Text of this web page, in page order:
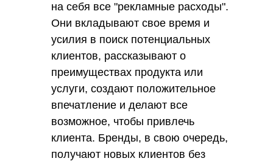
на себя все "рекламные расходы".
Они вкладывают свое время и
усилия в поиск потенциальных
клиентов, рассказывают о
преимуществах продукта или
услуги, создают положительное
впечатление и делают все
возможное, чтобы привлечь
клиента. Бренды, в свою очередь,
получают новых клиентов без